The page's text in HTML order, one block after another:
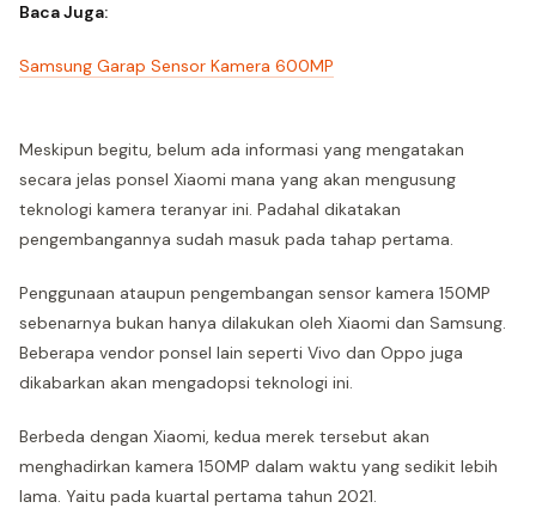
Baca Juga:
Samsung Garap Sensor Kamera 600MP
Meskipun begitu, belum ada informasi yang mengatakan
secara jelas ponsel Xiaomi mana yang akan mengusung
teknologi kamera teranyar ini. Padahal dikatakan
pengembangannya sudah masuk pada tahap pertama.
Penggunaan ataupun pengembangan sensor kamera 150MP
sebenarnya bukan hanya dilakukan oleh Xiaomi dan Samsung.
Beberapa vendor ponsel lain seperti Vivo dan Oppo juga
dikabarkan akan mengadopsi teknologi ini.
Berbeda dengan Xiaomi, kedua merek tersebut akan
menghadirkan kamera 150MP dalam waktu yang sedikit lebih
lama. Yaitu pada kuartal pertama tahun 2021.